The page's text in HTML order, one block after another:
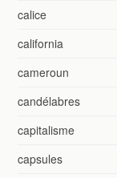
calice
california
cameroun
candélabres
capitalisme
capsules